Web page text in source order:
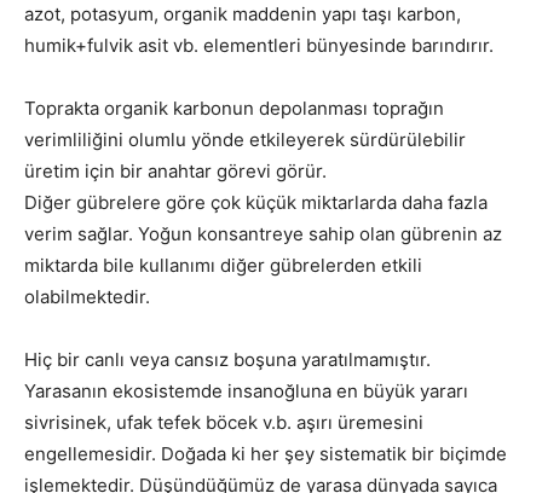
azot, potasyum, organik maddenin yapı taşı karbon,
humik+fulvik asit vb. elementleri bünyesinde barındırır.
Toprakta organik karbonun depolanması toprağın
verimliliğini olumlu yönde etkileyerek sürdürülebilir
üretim için bir anahtar görevi görür.
Diğer gübrelere göre çok küçük miktarlarda daha fazla
verim sağlar. Yoğun konsantreye sahip olan gübrenin az
miktarda bile kullanımı diğer gübrelerden etkili
olabilmektedir.
Hiç bir canlı veya cansız boşuna yaratılmamıştır.
Yarasanın ekosistemde insanoğluna en büyük yararı
sivrisinek, ufak tefek böcek v.b. aşırı üremesini
engellemesidir. Doğada ki her şey sistematik bir biçimde
işlemektedir. Düşündüğümüz de yarasa dünyada sayıca